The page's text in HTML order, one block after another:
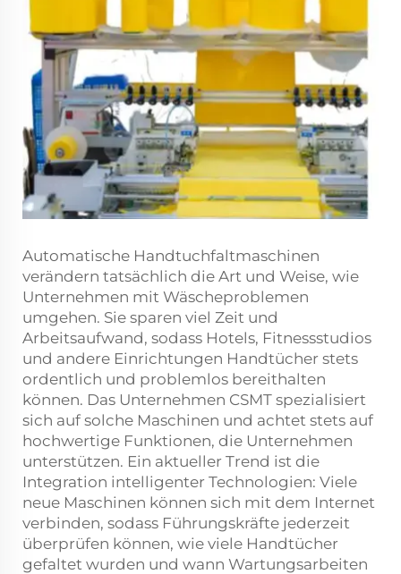
Automatische Handtuchfaltmaschinen
verändern tatsächlich die Art und Weise, wie
Unternehmen mit Wäscheproblemen
umgehen. Sie sparen viel Zeit und
Arbeitsaufwand, sodass Hotels, Fitnessstudios
und andere Einrichtungen Handtücher stets
ordentlich und problemlos bereithalten
können. Das Unternehmen CSMT spezialisiert
sich auf solche Maschinen und achtet stets auf
hochwertige Funktionen, die Unternehmen
unterstützen. Ein aktueller Trend ist die
Integration intelligenter Technologien: Viele
neue Maschinen können sich mit dem Internet
verbinden, sodass Führungskräfte jederzeit
überprüfen können, wie viele Handtücher
gefaltet wurden und wann Wartungsarbeiten